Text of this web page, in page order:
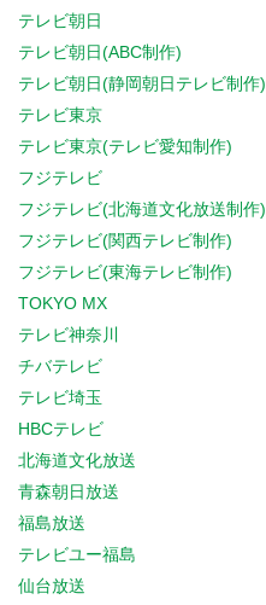
テレビ朝日
テレビ朝日(ABC制作)
テレビ朝日(静岡朝日テレビ制作)
テレビ東京
テレビ東京(テレビ愛知制作)
フジテレビ
フジテレビ(北海道文化放送制作)
フジテレビ(関西テレビ制作)
フジテレビ(東海テレビ制作)
TOKYO MX
テレビ神奈川
チバテレビ
テレビ埼玉
HBCテレビ
北海道文化放送
青森朝日放送
福島放送
テレビユー福島
仙台放送